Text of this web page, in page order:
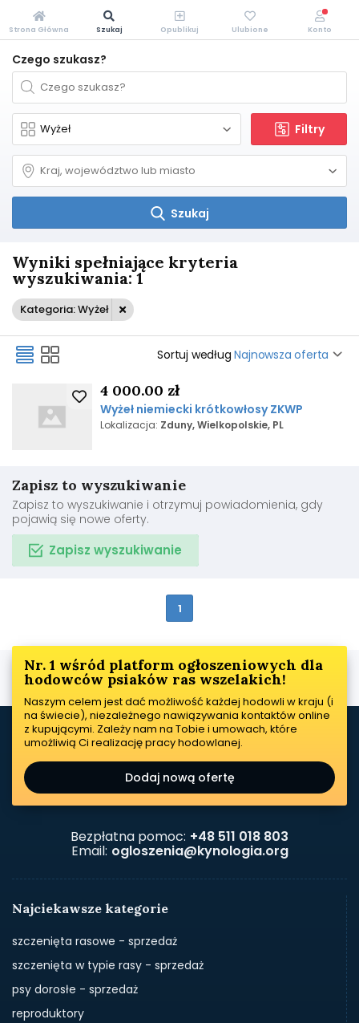
Czego szukasz?
Filtry
Szukaj
Wyniki spełniające kryteria
wyszukiwania: 1
Kategoria: Wyżeł
Sortuj według Najnowsza oferta
4 000.00 zł
Wyżeł niemiecki krótkowłosy ZKWP
Lokalizacja: Zduny, Wielkopolskie, PL
Zapisz to wyszukiwanie
Zapisz to wyszukiwanie i otrzymuj powiadomienia, gdy
pojawią się nowe oferty.
Zapisz wyszukiwanie
1
Nr. 1 wśród platform ogłoszeniowych dla
hodowców psiaków ras wszelakich!
Naszym celem jest dać możliwość każdej hodowli w kraju (i
na świecie), niezależnego nawiązywania kontaktów online
z kupującymi. Zależy nam na Tobie i umowach, które
umożliwią Ci realizację pracy hodowlanej.
Dodaj nową ofertę
Bezpłatna pomoc: +48 511 018 803
Email: ogloszenia@kynologia.org
Najciekawsze kategorie
szczenięta rasowe - sprzedaż
szczenięta w typie rasy - sprzedaż
psy dorosłe - sprzedaż
reproduktory
Strona Główna Szukaj Opublikuj Ulubione Konto